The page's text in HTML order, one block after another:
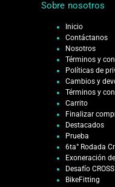
Sobre nosotros
Inicio
Contáctanos
Nosotros
Términos y
Políticas de
Cambios y
Términos y
Carrito
Finalizar
Destacados
Prueba
6ta° Rodada
Exoneración
Desafío
BikeFitting